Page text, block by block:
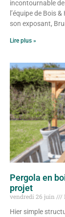
incontournable
l’équipe de Bois
son exposant,
Lire plus »
Pergola en
projet
vendredi 26 juin
Hier simple